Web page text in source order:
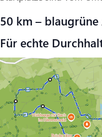
50 km –
Für echte